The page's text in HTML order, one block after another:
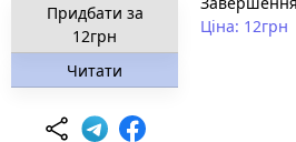
Придбати за
12грн
Читати
Ціна: 12грн